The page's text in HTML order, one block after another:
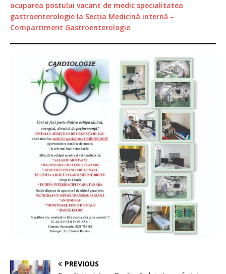
ocuparea postului vacant de medic specialitatea
gastroenterologie la Secția Medicinâ internă –
Compartiment Gastroenterologie
PREVIOUS